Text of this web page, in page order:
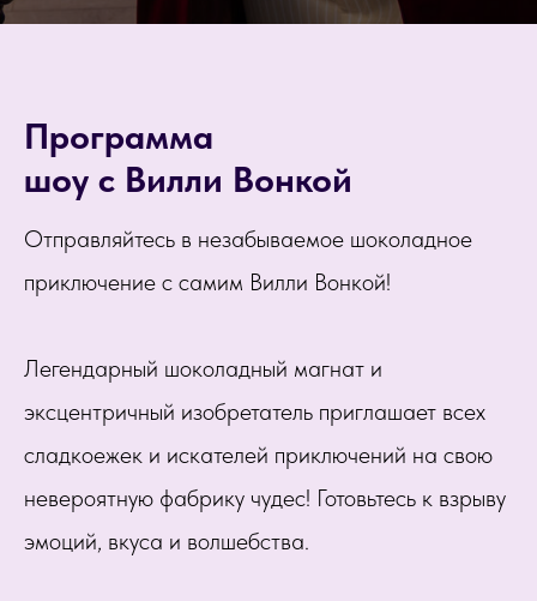
Программа
шоу с Вилли Вонкой
Отправляйтесь в незабываемое шоколадное
приключение с самим Вилли Вонкой!
Легендарный шоколадный магнат и
эксцентричный изобретатель приглашает всех
сладкоежек и искателей приключений на свою
невероятную фабрику чудес! Готовьтесь к взрыву
эмоций, вкуса и волшебства.